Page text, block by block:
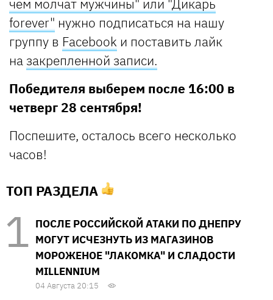
чем молчат мужчины" или "Дикарь
forever" нужно подписаться на нашу
группу в Facebook и поставить лайк
на закрепленной записи.
Победителя выберем после 16:00 в
четверг 28 сентября!
Поспешите, осталось всего несколько
часов!
ТОП РАЗДЕЛА
ПОСЛЕ РОССИЙСКОЙ АТАКИ ПО ДНЕПРУ
МОГУТ ИСЧЕЗНУТЬ ИЗ МАГАЗИНОВ
МОРОЖЕНОЕ "ЛАКОМКА" И СЛАДОСТИ
MILLENNIUM
04 Августа 20:15